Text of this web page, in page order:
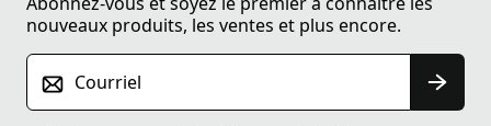
nouveaux produits, les ventes et plus encore.
Courriel